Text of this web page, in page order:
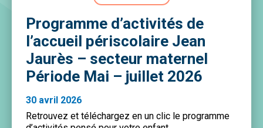
Programme d’activités de
l’accueil périscolaire Jean
Jaurès – secteur maternel
Période Mai – juillet 2026
30 avril 2026
Retrouvez et téléchargez en un clic le programme